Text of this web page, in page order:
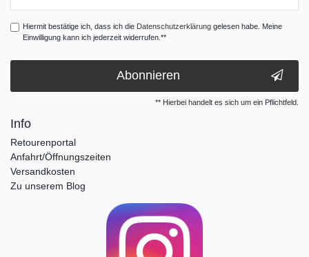
Hiermit bestätige ich, dass ich die Daten­schutz­erklärunggelesen habe. Meine
Einwilligung kann ich jederzeit widerrufen.**
Abonnieren
** Hierbei handelt es sich um ein Pflichtfeld.
Info
Retourenportal
Anfahrt/Öffnungszeiten
Versandkosten
Zu unserem Blog